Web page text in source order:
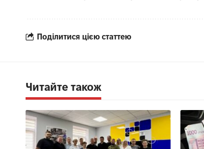
Поділитися цією статтею
Читайте також